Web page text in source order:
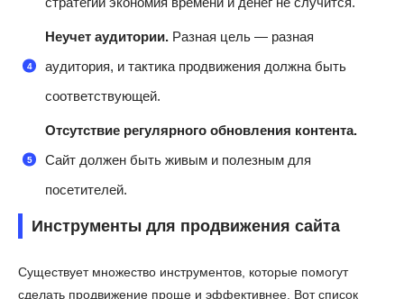
Неучет аудитории. Разная цель — разная
аудитория, и тактика продвижения должна быть
соответствующей.
Отсутствие регулярного обновления контента.
Сайт должен быть живым и полезным для
посетителей.
Инструменты для продвижения сайта
Существует множество инструментов, которые помогут
сделать продвижение проще и эффективнее. Вот список